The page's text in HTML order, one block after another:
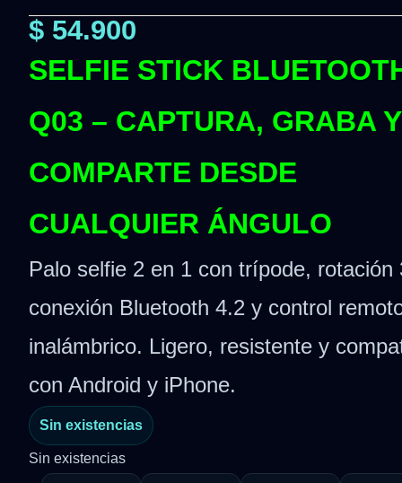
$ 54.900
SELFIE STICK
Q03 – CAPTURA, GRABA Y
COMPARTE DESDE
CUALQUIER ÁNGULO
Palo selfie 2 en 1 con trípode, rotación
conexión Bluetooth 4.2 y control
inalámbrico. Ligero, resistente y
con Android y iPhone.
Sin existencias
Sin existencias